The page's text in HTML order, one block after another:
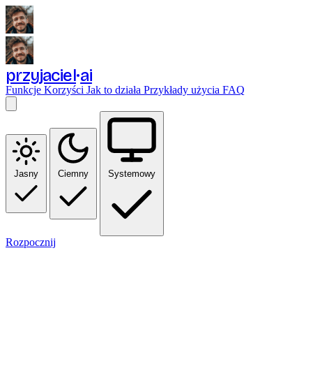
przyjaciel ai
Funkcje Korzyści Jak to działa Przykłady użycia FAQ
Jasny Ciemny Systemowy
Rozpocznij